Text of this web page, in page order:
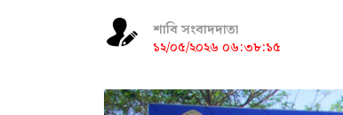
শাবি সংবাদদাতা
১২/০৫/২০২৬ ০৬:৩৮:১৫